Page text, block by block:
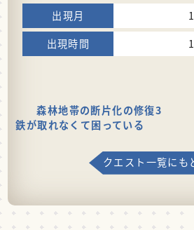
森林地帯の断片化の修復3
鉄が取れなくて困っている
クエスト一覧にも